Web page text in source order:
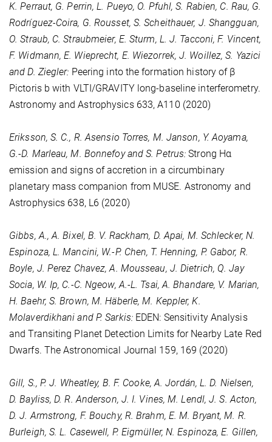
K. Perraut, G. Perrin, L. Pueyo, O. Pfuhl, S. Rabien, C. Rau, G.
Rodríguez-Coira, G. Rousset, S. Scheithauer, J. Shangguan,
O. Straub, C. Straubmeier, E. Sturm, L. J. Tacconi, F. Vincent,
F. Widmann, E. Wieprecht, E. Wiezorrek, J. Woillez, S. Yazici
and D. Ziegler: Peering into the formation history of β
Pictoris b with VLTI/GRAVITY long-baseline interferometry.
Astronomy and Astrophysics 633, A110 (2020)
Eriksson, S. C., R. Asensio Torres, M. Janson, Y. Aoyama,
G.-D. Marleau, M. Bonnefoy and S. Petrus: Strong Hα
emission and signs of accretion in a circumbinary
planetary mass companion from MUSE. Astronomy and
Astrophysics 638, L6 (2020)
Gibbs, A., A. Bixel, B. V. Rackham, D. Apai, M. Schlecker, N.
Espinoza, L. Mancini, W.-P. Chen, T. Henning, P. Gabor, R.
Boyle, J. Perez Chavez, A. Mousseau, J. Dietrich, Q. Jay
Socia, W. Ip, C.-C. Ngeow, A.-L. Tsai, A. Bhandare, V. Marian,
H. Baehr, S. Brown, M. Häberle, M. Keppler, K.
Molaverdikhani and P. Sarkis:EDEN: Sensitivity Analysis
and Transiting Planet Detection Limits for Nearby Late Red
Dwarfs. The Astronomical Journal 159, 169 (2020)
Gill, S., P. J. Wheatley, B. F. Cooke, A. Jordán, L. D. Nielsen,
D. Bayliss, D. R. Anderson, J. I. Vines, M. Lendl, J. S. Acton,
D. J. Armstrong, F. Bouchy, R. Brahm, E. M. Bryant, M. R.
Burleigh, S. L. Casewell, P. Eigmüller, N. Espinoza, E. Gillen,